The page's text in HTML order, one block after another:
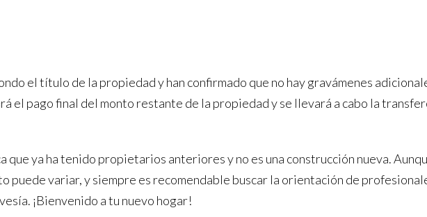
el título de la propiedad y han confirmado que no hay gravámenes
el pago final del monto restante de la propiedad y se llevará a cabo la
que ya ha tenido propietarios anteriores y no es una construcción nueva.
puede variar, y siempre es recomendable buscar la orientación de
¡Bienvenido a tu nuevo hogar!